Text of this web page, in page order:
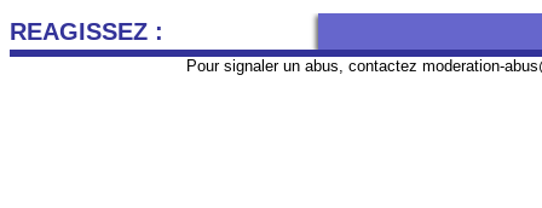
REAGISSEZ :
Pour signaler un abus, contactez moderation-